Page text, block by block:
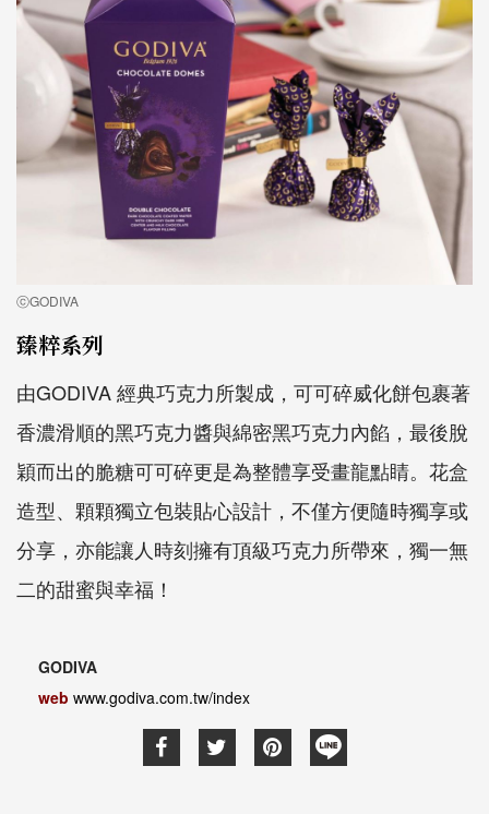
ⓒGODIVA
臻粹系列
由GODIVA 經典巧克力所製成，可可碎威化餅包裹著
香濃滑順的黑巧克力醬與綿密黑巧克力內餡，最後脫
穎而出的脆糖可可碎更是為整體享受畫龍點睛。花盒
造型、顆顆獨立包裝貼心設計，不僅方便隨時獨享或
分享，亦能讓人時刻擁有頂級巧克力所帶來，獨一無
二的甜蜜與幸福！
GODIVA
web www.godiva.com.tw/index